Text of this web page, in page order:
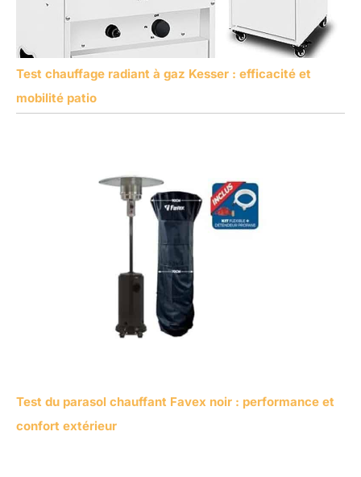
Test chauffage radiant à gaz Kesser : efficacité et
mobilité patio
Test du parasol chauffant Favex noir : performance et
confort extérieur